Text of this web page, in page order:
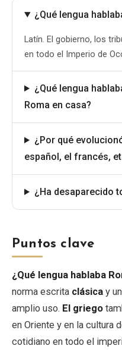
¿Qué lengua
Latín. El gobierno, los
en todo el Imperio de
¿Qué lengua
Roma en casa?
¿Por qué
español, el francés,
¿Ha desaparecido
Puntos clave
¿Qué lengua hablaba
norma escrita clásica y
amplio uso. El griego
en Oriente y en la cultura
cotidiano en todo el